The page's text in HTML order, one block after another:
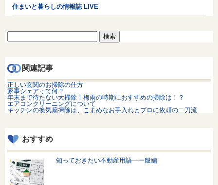
住まいと暮らしの情報誌 LIVE
関連記事
正しい玄関のお掃除の仕方
家事シェアって何？
年末まで待たない大掃除！梅雨の時期におすすめの掃除は！？
エアコンクリーニングについて
キッチンの換気扇掃除は、こまめなお手入れとプロに依頼の二刀流
おすすめ
知っておきたい不動産用語—一般編